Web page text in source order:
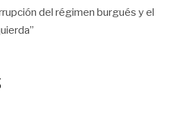
del régimen burgués y el